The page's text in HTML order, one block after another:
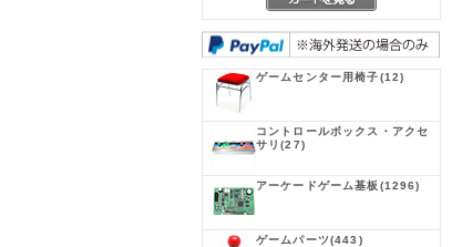
ゲームセンター用椅子(12)
コントロールボックス・アクセ
サリ(27)
アーケードゲーム基板 (1296)
ゲームパーツ(443)